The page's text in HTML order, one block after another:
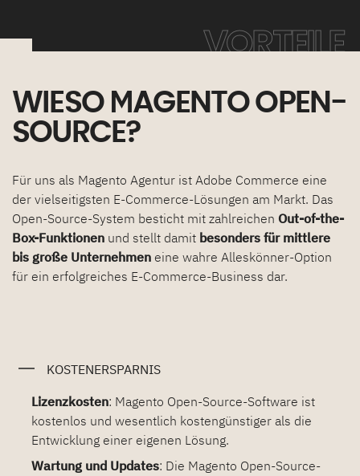
VORTEILE
WIESO MAGENTO OPEN-
SOURCE?
Für uns als Magento Agentur ist Adobe Commerce eine
der vielseitigsten E-Commerce-Lösungen am Markt. Das
Open-Source-System besticht mit zahlreichen Out-of-the-
Box-Funktionen und stellt damit besonders für mittlere
bis große Unternehmen eine wahre Alleskönner-Option
für ein erfolgreiches E-Commerce-Business dar.
KOSTENERSPARNIS
Lizenzkosten: Magento Open-Source-Software ist
kostenlos und wesentlich kostengünstiger als die
Entwicklung einer eigenen Lösung.
Wartung und Updates: Die Magento Open-Source-